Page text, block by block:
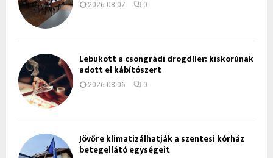
2026.08.07. 0
Lebukott a csongrádi drogdíler: kiskorúnak
adott el kábítószert
2026.08.06. 0
Jövőre klimatizálhatják a szentesi kórház
betegellátó egységeit